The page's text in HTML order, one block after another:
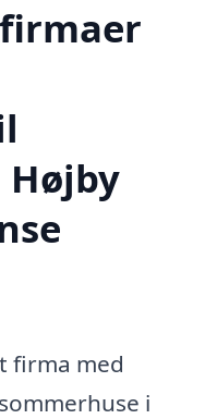
Højby
firma med
i